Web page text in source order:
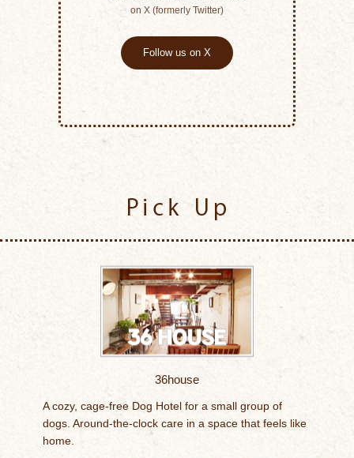
on X (formerly Twitter)
Follow us on X
36house
A cozy, cage-free Dog Hotel for a small group of
dogs. Around-the-clock care in a space that feels like
home.